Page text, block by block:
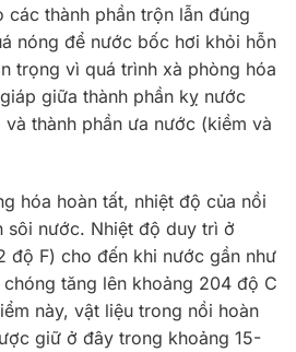
các thành phần trộn lẫn đúng
nóng để nước bốc hơi khỏi hỗn
trọng vì quá trình xà phòng hóa
giữa thành phần kỵ nước
thành phần ưa nước (kiềm và
hóa hoàn tất, nhiệt độ của nồi
sôi nước. Nhiệt độ duy trì ở
độ F) cho đến khi nước gần như
tăng lên khoảng 204 độ C
này, vật liệu trong nồi hoàn
giữ ở đây trong khoảng 15-